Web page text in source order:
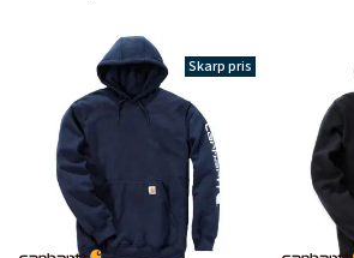
Skarp pris